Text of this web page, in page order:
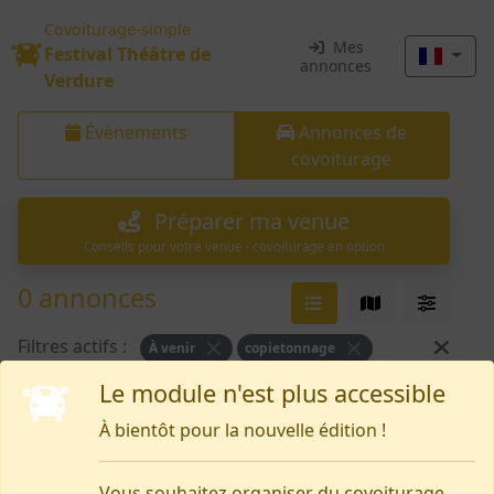
Le module n'est plus accessible
À bientôt pour la nouvelle édition !
Covoiturage-simple
Festival Théâtre de
Verdure
Mes
annonces
Événements
Annonces de
covoiturage
Préparer ma venue
Conseils pour votre venue · covoiturage en option
0 annonces
Filtres actifs : À venir copietonnage
Rien pour le moment